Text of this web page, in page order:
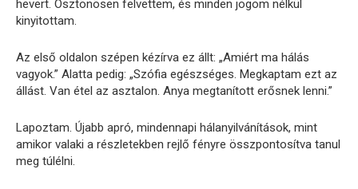
hevert. Ösztönösen felvettem, és minden jogom nélkül
kinyitottam.
Az első oldalon szépen kézírva ez állt: „Amiért ma hálás
vagyok.” Alatta pedig: „Szófia egészséges. Megkaptam ezt az
állást. Van étel az asztalon. Anya megtanított erősnek lenni.”
Lapoztam. Újabb apró, mindennapi hálanyilvánítások, mint
amikor valaki a részletekben rejlő fényre összpontosítva tanul
meg túlélni.